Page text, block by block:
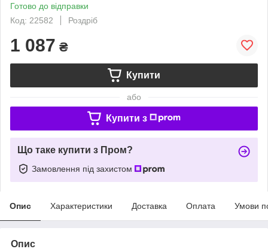
Готово до відправки
Код: 22582
Роздріб
1 087 ₴
Купити
або
Купити з
Що таке купити з Пром?
Замовлення під захистом
Опис Характеристики Доставка Оплата Умови
Опис